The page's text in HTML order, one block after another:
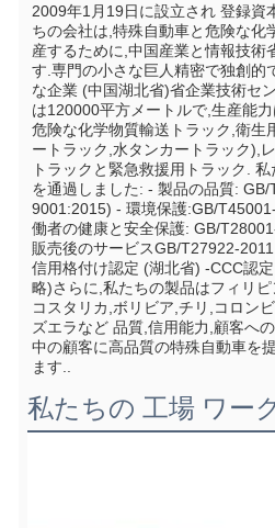
2009年1月19日に設立され 登録資
ちの会社は,特殊自動車と危険な化
産するために,中国産業と情報技術
す.専門の小さな巨人精密で独創的
な企業 (中国湖北省)省企業技術セ
は120000平方メートルで,生産能
危険な化学物質輸送トラック,衛生
ートラック,水タンカートラック),
トラックと緊急救援用トラック.
を通過しました: - 製品の品質:
9001:2015) - 環境保護:GB/
働者の健康と安全保護: GB/
販売後のサービスGB/T27922-
信用格付け認定 (湖北省) -CCC認
略)さらに,私たちの製品はフィリ
コスタリカ,ボリビア,チリ,コロン
ズエラなど 品質,信用能力,顧客へ
中の顧客に高品質の特殊自動車を
ます..
私たちの 工場 ワー